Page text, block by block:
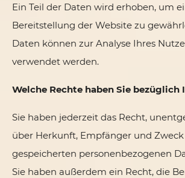
Ein Teil der Daten wird erhoben, um
Bereitstellung der Website zu
Daten können zur Analyse Ihres
verwendet werden.
Welche Rechte haben Sie bezüglich
Sie haben jederzeit das Recht,
über Herkunft, Empfänger und
gespeicherten personenbezogenen
Sie haben außerdem ein Recht, die